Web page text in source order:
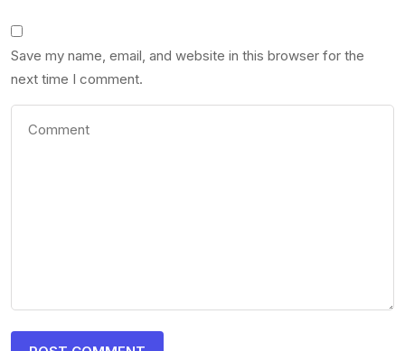
Save my name, email, and website in this browser for the
next time I comment.